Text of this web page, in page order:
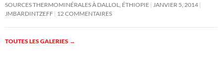
SOURCES THERMOMINÉRALES À DALLOL, ÉTHIOPIE
JANVIER 5, 2014
JMBARDINTZEFF 12 COMMENTAIRES
TOUTES LES GALERIES →